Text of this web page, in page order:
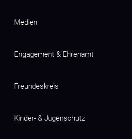
Medien
Engagement & Ehrenamt
Freundeskreis
Kinder- & Jugenschutz